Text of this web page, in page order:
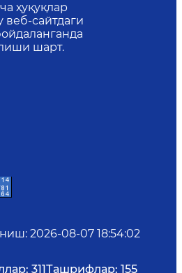
ҳуқуқлар
сайтдаги
шарт.
: 2026-08-07 18:54:02
311Ташрифлар: 155